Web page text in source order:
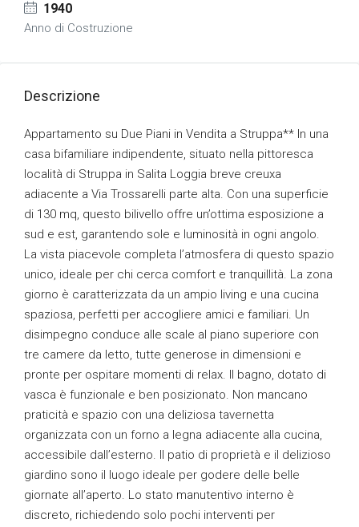
1940
Anno di Costruzione
Descrizione
Appartamento su Due Piani in Vendita a Struppa** In una
casa bifamiliare indipendente, situato nella pittoresca
località di Struppa in Salita Loggia breve creuxa
adiacente a Via Trossarelli parte alta. Con una superficie
di 130 mq, questo bilivello offre un’ottima esposizione a
sud e est, garantendo sole e luminosità in ogni angolo.
La vista piacevole completa l’atmosfera di questo spazio
unico, ideale per chi cerca comfort e tranquillità. La zona
giorno è caratterizzata da un ampio living e una cucina
spaziosa, perfetti per accogliere amici e familiari. Un
disimpegno conduce alle scale al piano superiore con
tre camere da letto, tutte generose in dimensioni e
pronte per ospitare momenti di relax. Il bagno, dotato di
vasca è funzionale e ben posizionato. Non mancano
praticità e spazio con una deliziosa tavernetta
organizzata con un forno a legna adiacente alla cucina,
accessibile dall’esterno. Il patio di proprietà e il delizioso
giardino sono il luogo ideale per godere delle belle
giornate all’aperto. Lo stato manutentivo interno è
discreto, richiedendo solo pochi interventi per